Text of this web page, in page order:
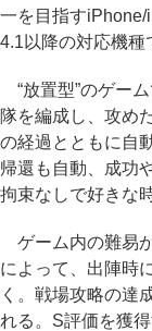
一を目指す
4.1以降の対応機種
“放置型”のゲー
隊を編成し、攻め
の経過とともに自
帰還も自動、成功
拘束なしで好きな
ゲーム内の難易
によって、出陣時
く。戦場攻略の達
れる。S評価を獲